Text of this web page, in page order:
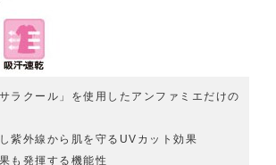
ラクール」を使用したアンファミエだけの
紫外線から肌を守るUVカット効果
も発揮する機能性